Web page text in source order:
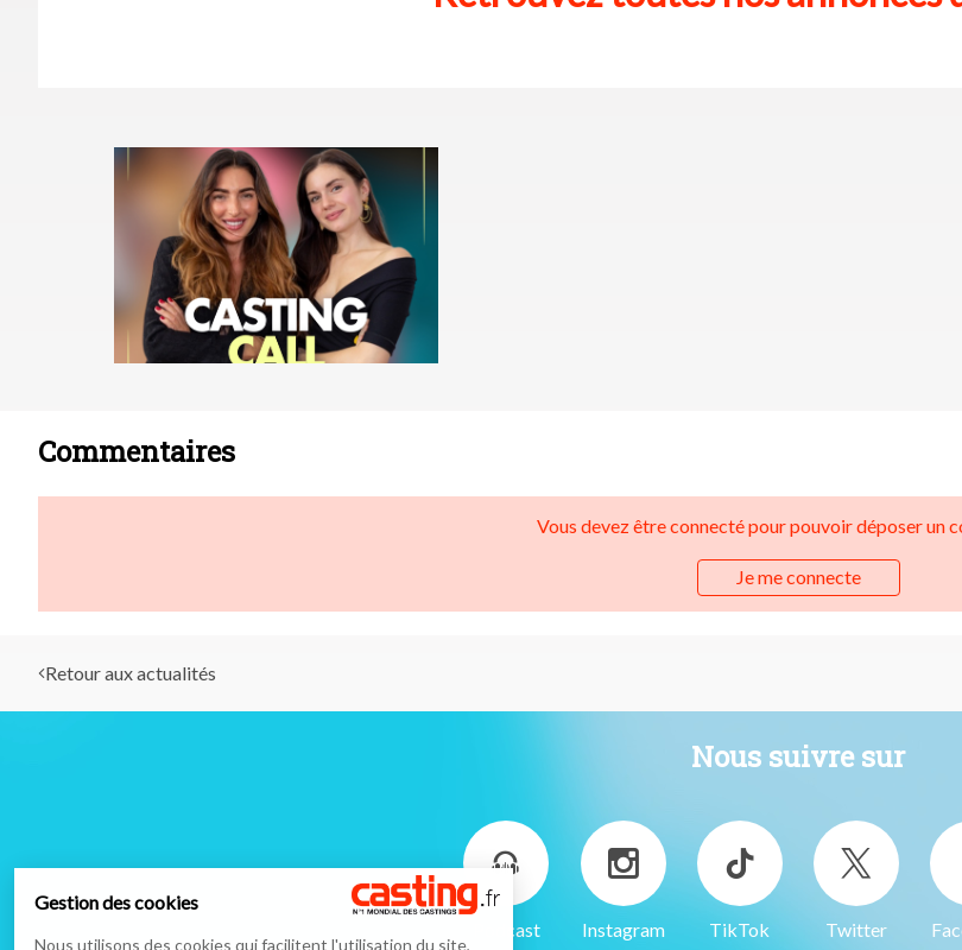
Commentaires
Vous devez être connecté pour pouvoir déposer un
Je me connecte
Retour aux actualités
Nous suivre sur
Podcast Instagram TikTok Twitter
Gestion des cookies
Nous utilisons des cookies qui facilitent l'utilisation du site,